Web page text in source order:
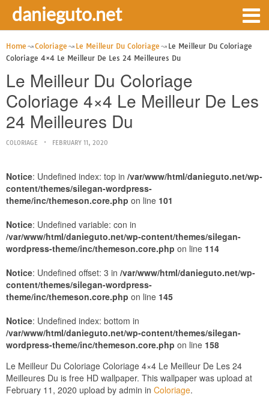
danieguto.net
Home Coloriage Le Meilleur Du Coloriage
Le Meilleur Du Coloriage
Coloriage 4×4 Le Meilleur De Les 24 Meilleures Du
Le Meilleur Du Coloriage
Coloriage 4×4 Le Meilleur De Les
24 Meilleures Du
COLORIAGE FEBRUARY 11, 2020
Notice: Undefined index: top in /var/www/html/danieguto.net/wp-
content/themes/silegan-wordpress-
theme/inc/themeson.core.php on line 101
Notice: Undefined variable: con in
/var/www/html/danieguto.net/wp-content/themes/silegan-
wordpress-theme/inc/themeson.core.php on line 114
Notice: Undefined offset: 3 in /var/www/html/danieguto.net/wp-
content/themes/silegan-wordpress-
theme/inc/themeson.core.php on line 145
Notice: Undefined index: bottom in
/var/www/html/danieguto.net/wp-content/themes/silegan-
wordpress-theme/inc/themeson.core.php on line 158
Le Meilleur Du Coloriage Coloriage 4×4 Le Meilleur De Les 24
Meilleures Du is free HD wallpaper. This wallpaper was upload at
February 11, 2020 upload by admin in Coloriage.